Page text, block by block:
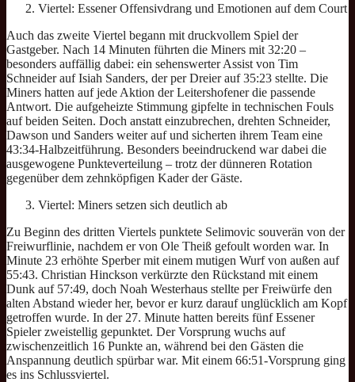
Viertel: Essener Offensivdrang und Emotionen auf dem Court
Auch das zweite Viertel begann mit druckvollem Spiel der
Gastgeber. Nach 14 Minuten führten die Miners mit 32:20 –
besonders auffällig dabei: ein sehenswerter Assist von Tim
Schneider auf Isiah Sanders, der per Dreier auf 35:23 stellte. Die
Miners hatten auf jede Aktion der Leitershofener die passende
Antwort. Die aufgeheizte Stimmung gipfelte in technischen Fouls
auf beiden Seiten. Doch anstatt einzubrechen, drehten Schneider,
Dawson und Sanders weiter auf und sicherten ihrem Team eine
43:34-Halbzeitführung. Besonders beeindruckend war dabei die
ausgewogene Punkteverteilung – trotz der dünneren Rotation
gegenüber dem zehnköpfigen Kader der Gäste.
Viertel: Miners setzen sich deutlich ab
Zu Beginn des dritten Viertels punktete Selimovic souverän von der
Freiwurflinie, nachdem er von Ole Theiß gefoult worden war. In
Minute 23 erhöhte Sperber mit einem mutigen Wurf von außen auf
55:43. Christian Hinckson verkürzte den Rückstand mit einem
Dunk auf 57:49, doch Noah Westerhaus stellte per Freiwürfe den
alten Abstand wieder her, bevor er kurz darauf unglücklich am Kopf
getroffen wurde. In der 27. Minute hatten bereits fünf Essener
Spieler zweistellig gepunktet. Der Vorsprung wuchs auf
zwischenzeitlich 16 Punkte an, während bei den Gästen die
Anspannung deutlich spürbar war. Mit einem 66:51-Vorsprung ging
es ins Schlussviertel.